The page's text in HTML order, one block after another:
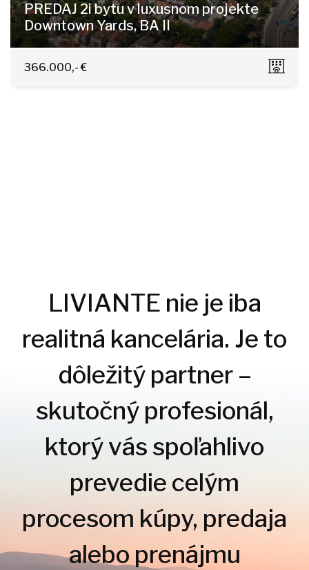
PREDAJ 2i bytu v luxusnom projekte
Downtown Yards, BA II
Košická, Bratislava - Nivy
366.000,- €
LIVIANTE nie je iba
realitná kancelária. Je to
dôležitý partner –
skutočný profesionál,
ktorý vás spoľahlivo
prevedie celým
procesom kúpy, predaja
alebo prenájmu